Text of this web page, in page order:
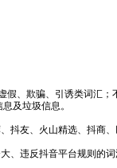
、欺骗、引诱类词汇；
及垃圾信息。
抖友、火山精选、抖商
、违反抖音平台规则的